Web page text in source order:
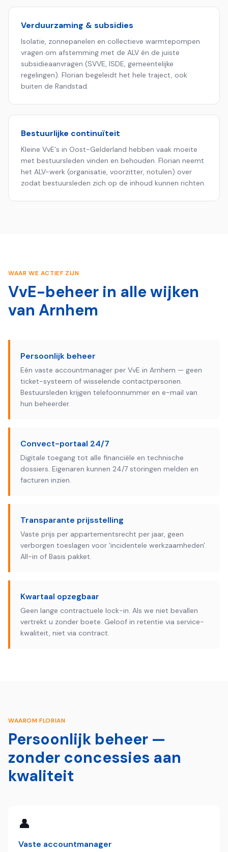
Verduurzaming & subsidies
Isolatie, zonnepanelen en collectieve warmtepompen
vragen om afstemming met de ALV én de juiste
subsidieaanvragen (SVVE, ISDE, gemeentelijke
regelingen). Florian begeleidt het hele traject, ook
buiten de Randstad.
Bestuurlijke continuïteit
Kleine VvE's in Oost-Gelderland hebben vaak moeite
met bestuursleden vinden en behouden. Florian neemt
het ALV-werk (organisatie, voorzitter, notulen) over
zodat bestuursleden zich op de inhoud kunnen richten.
WAAR WE ACTIEF ZIJN
VvE-beheer in alle wijken
van Arnhem
Persoonlijk beheer
Eén vaste accountmanager per VvE in Arnhem — geen
ticket-systeem of wisselende contactpersonen.
Bestuursleden krijgen telefoonnummer en e-mail van
hun beheerder.
Convect-portaal 24/7
Digitale toegang tot alle financiële en technische
dossiers. Eigenaren kunnen 24/7 storingen melden en
facturen inzien.
Transparante prijsstelling
Vaste prijs per appartementsrecht per jaar, geen
verborgen toeslagen voor 'incidentele werkzaamheden'.
All-in of Basis pakket.
Kwartaal opzegbaar
Geen lange contractuele lock-in. Als we niet bevallen
vertrekt u zonder boete. Geloof in retentie via service-
kwaliteit, niet via contract.
WAAROM FLORIAN
Persoonlijk beheer —
zonder concessies aan
kwaliteit
👤
Vaste accountmanager